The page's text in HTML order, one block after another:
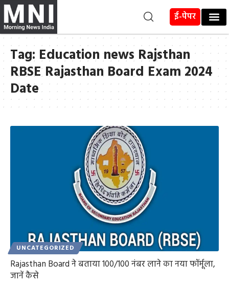
ई-पेपर
Tag: Education news Rajsthan
RBSE Rajasthan Board Exam 2024
Date
UNCATEGORIZED
Rajasthan Board ने बताया 100/100 नंबर लाने का नया फॉर्मूला,
जानें कैसे